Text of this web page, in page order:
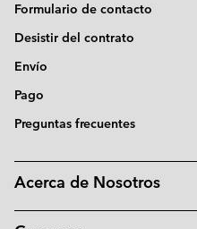
Formulario de contacto
Desistir del contrato
Envío
Pago
Preguntas frecuentes
Acerca de Nosotros